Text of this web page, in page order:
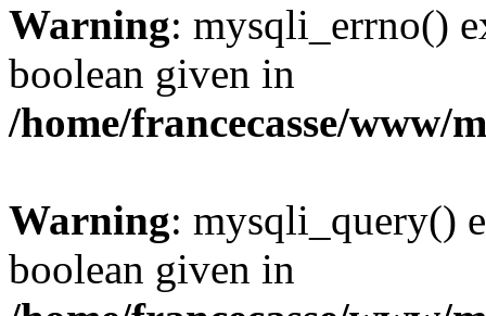
Warning: mysqli_errno()
boolean given in
/home/francecasse/www/
Warning: mysqli_query()
boolean given in